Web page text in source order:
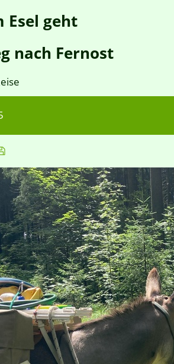
Esel geht
nach Fernost